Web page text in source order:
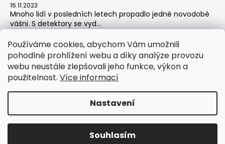
Používáme cookies, abychom Vám umožnili
pohodlné prohlížení webu a díky analýze provozu
webu neustále zlepšovali jeho funkce, výkon a
použitelnost. Více informací
Nastavení
Souhlasím
16.11.2023
Mnoho lidí v posledních letech propadlo jedné novodobé
vášni. S detektory se vyd...
Tara-print
Copyright 2026Detektor centrála. Všechna práva
Upravit nastavení cookies